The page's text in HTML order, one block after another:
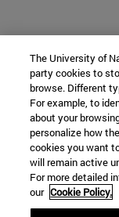
The University of
party cookies to
browse. Different
For example, to
about your
personalize how
cookies you want
will remain active
For more detailed
our Cookie Policy.